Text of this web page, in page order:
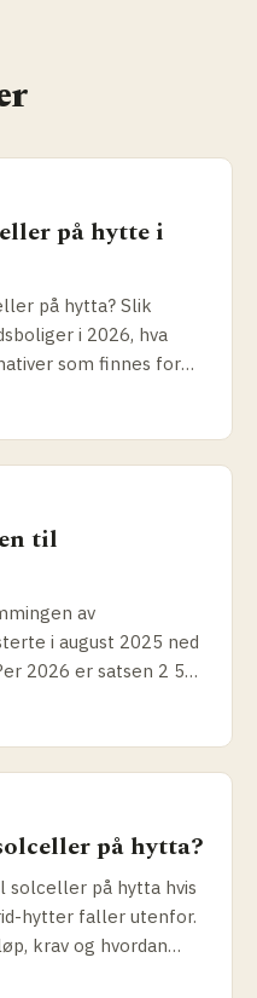
på hytte i
på hytta? Slik
i 2026, hva
som finnes for
til
av
i august 2025 ned
2026 er satsen 2 500
på hytta?
solceller på hytta hvis
hytter faller utenfor.
krav og hvordan